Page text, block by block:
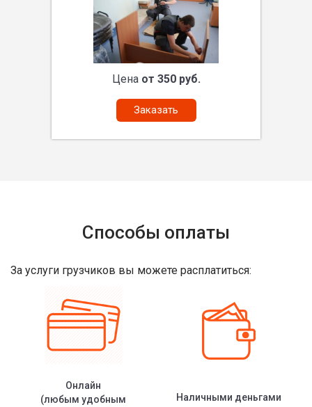
Цена от 350 руб.
Заказать
Способы оплаты
За услуги грузчиков вы можете расплатиться:
Онлайн
(любым удобным
Наличными деньгами